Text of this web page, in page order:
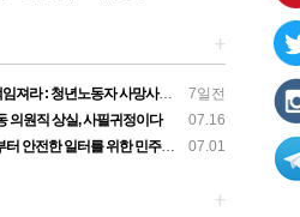
+
7일전
의 철저한 진상규명과 재발방지 대책 마련하라
07.16
의원직 상실, 사필귀정이다
07.01
노총 강원지역본부 폭염감시단 선포 기자회견
+